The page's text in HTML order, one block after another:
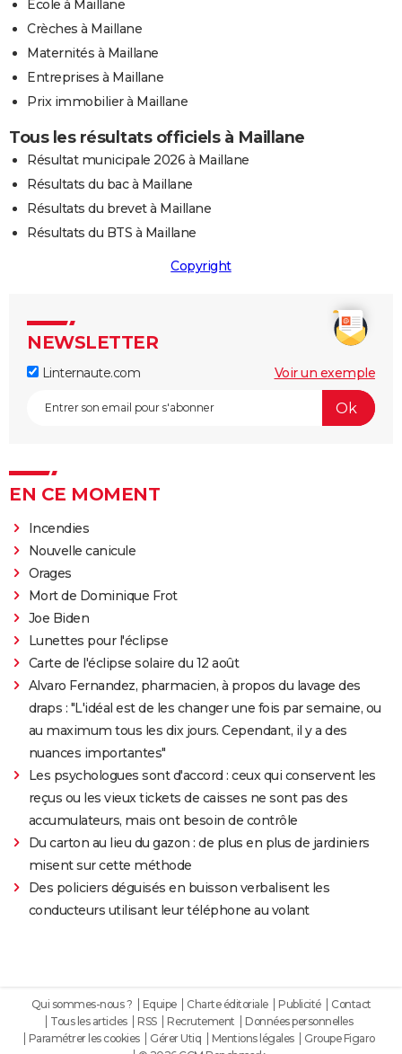
Ecole à Maillane
Crèches à Maillane
Maternités à Maillane
Entreprises à Maillane
Prix immobilier à Maillane
Tous les résultats officiels à Maillane
Résultat municipale 2026 à Maillane
Résultats du bac à Maillane
Résultats du brevet à Maillane
Résultats du BTS à Maillane
Copyright
NEWSLETTER
Linternaute.com Voir un exemple
EN CE MOMENT
Incendies
Nouvelle canicule
Orages
Mort de Dominique Frot
Joe Biden
Lunettes pour l'éclipse
Carte de l'éclipse solaire du 12 août
Alvaro Fernandez, pharmacien, à propos du lavage des
draps : "L'idéal est de les changer une fois par semaine, ou
au maximum tous les dix jours. Cependant, il y a des
nuances importantes"
Les psychologues sont d'accord : ceux qui conservent les
reçus ou les vieux tickets de caisses ne sont pas des
accumulateurs, mais ont besoin de contrôle
Du carton au lieu du gazon : de plus en plus de jardiniers
misent sur cette méthode
Des policiers déguisés en buisson verbalisent les
conducteurs utilisant leur téléphone au volant
Qui sommes-nous ? Equipe Charte éditoriale Publicité
Contact
Tous les articles
RSS Recrutement
Données personnelles
Paramétrer les cookies
Gérer Utiq Mentions légales
Groupe Figaro